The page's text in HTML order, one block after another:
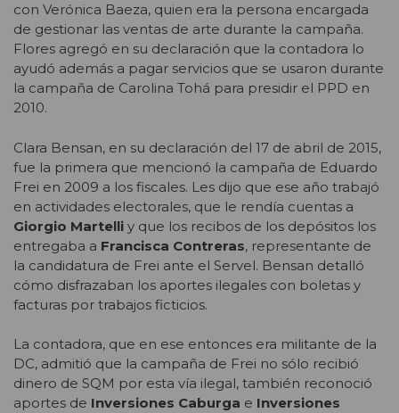
con Verónica Baeza, quien era la persona encargada
de gestionar las ventas de arte durante la campaña.
Flores agregó en su declaración que la contadora lo
ayudó además a pagar servicios que se usaron durante
la campaña de Carolina Tohá para presidir el PPD en
2010.
Clara Bensan, en su declaración del 17 de abril de 2015,
fue la primera que mencionó la campaña de Eduardo
Frei en 2009 a los fiscales. Les dijo que ese año trabajó
en actividades electorales, que le rendía cuentas a
Giorgio Martelli y que los recibos de los depósitos los
entregaba a Francisca Contreras, representante de
la candidatura de Frei ante el Servel. Bensan detalló
cómo disfrazaban los aportes ilegales con boletas y
facturas por trabajos ficticios.
La contadora, que en ese entonces era militante de la
DC, admitió que la campaña de Frei no sólo recibió
dinero de SQM por esta vía ilegal, también reconoció
aportes de Inversiones Caburga e Inversiones